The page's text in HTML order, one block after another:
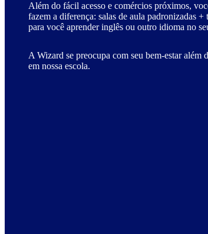
Além do fácil acesso e comércios próximos,
fazem a diferença: salas de aula padronizadas
para você aprender inglês ou outro idioma no
A Wizard se preocupa com seu bem-estar além
em nossa escola.